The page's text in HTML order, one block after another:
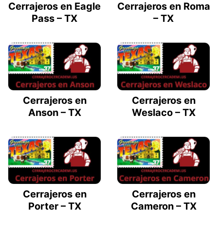
Cerrajeros en Eagle
Pass – TX
Cerrajeros en Roma
– TX
Cerrajeros en
Anson – TX
Cerrajeros en
Weslaco – TX
Cerrajeros en
Porter – TX
Cerrajeros en
Cameron – TX